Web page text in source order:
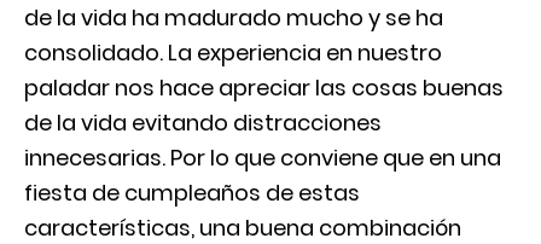
de la vida ha madurado mucho y se ha
consolidado. La experiencia en nuestro
paladar nos hace apreciar las cosas buenas
de la vida evitando distracciones
innecesarias. Por lo que conviene que en una
fiesta de cumpleaños de estas
características, una buena combinación